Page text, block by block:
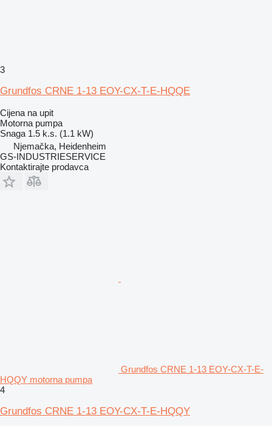
3
Grundfos CRNE 1-13 EOY-CX-T-E-HQQE
Cijena na upit
Motorna pumpa
Snaga 1.5 k.s. (1.1 kW)
Njemačka, Heidenheim
GS-INDUSTRIESERVICE
Kontaktirajte prodavca
Grundfos CRNE 1-13 EOY-CX-T-E-
HQQY motorna pumpa
4
Grundfos CRNE 1-13 EOY-CX-T-E-HQQY